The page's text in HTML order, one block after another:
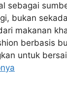
sebagai
bukan
makanan
berbasis
untuk